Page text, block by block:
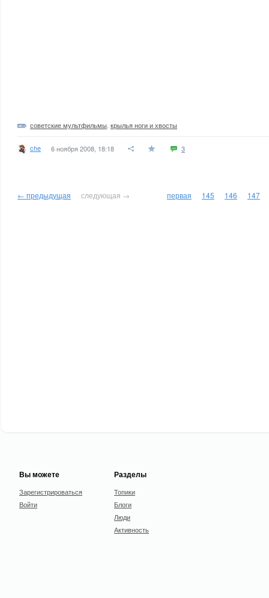
советские мультфильмы крылья ноги и хвосты
che 6 ноября 2008, 18:18 3
← предыдущая следующая → первая 145 146 147
Вы можете
Зарегистрироваться
Войти
Разделы
Топики
Блоги
Люди
Активность